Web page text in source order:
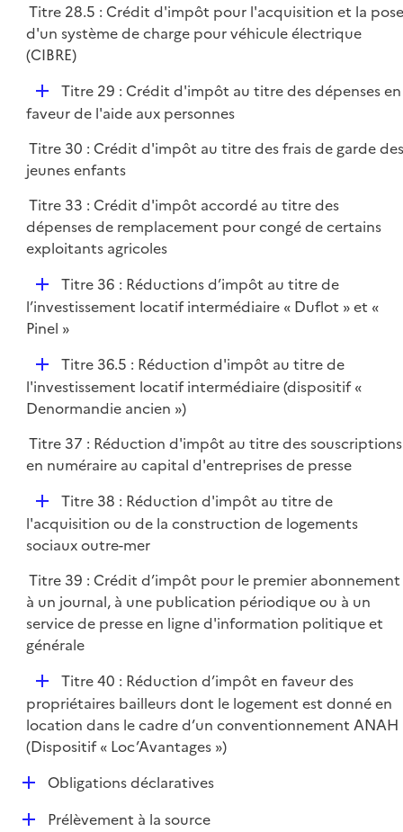
l
i
e
Titre 28.5 : Crédit d'impôt pour l'acquisition et la
d'un système de charge pour véhicule électrique
(CIBRE)
D
é
l
i
e
r
Titre 29 : Crédit d'impôt au titre des dépenses en
faveur de l'aide aux personnes
Titre 30 : Crédit d'impôt au titre des frais de garde
jeunes enfants
Titre 33 : Crédit d'impôt accordé au titre des
dépenses de remplacement pour congé de certains
exploitants agricoles
D
é
p
e
r
Titre 36 : Réductions d’impôt au titre de
l’investissement locatif intermédiaire « Duflot » et «
Pinel »
D
é
p
i
e
Titre 36.5 : Réduction d'impôt au titre de
l'investissement locatif intermédiaire (dispositif «
Denormandie ancien »)
Titre 37 : Réduction d'impôt au titre des souscriptions
en numéraire au capital d'entreprises de presse
D
é
p
i
e
r
Titre 38 : Réduction d'impôt au titre de
l'acquisition ou de la construction de logements
sociaux outre-mer
Titre 39 : Crédit d’impôt pour le premier abonnement
à un journal, à une publication périodique ou à un
service de presse en ligne d'information politique et
générale
D
é
p
l
e
r
Titre 40 : Réduction d’impôt en faveur des
propriétaires bailleurs dont le logement est donné en
location dans le cadre d’un conventionnement ANAH
(Dispositif « Loc’Avantages »)
DObligations déclaratives
DPrélèvement à la source